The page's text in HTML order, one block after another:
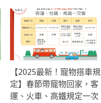
【2025最新！寵物搭車規
定】春節帶寵物回家，客
運、火車、高鐵規定一次